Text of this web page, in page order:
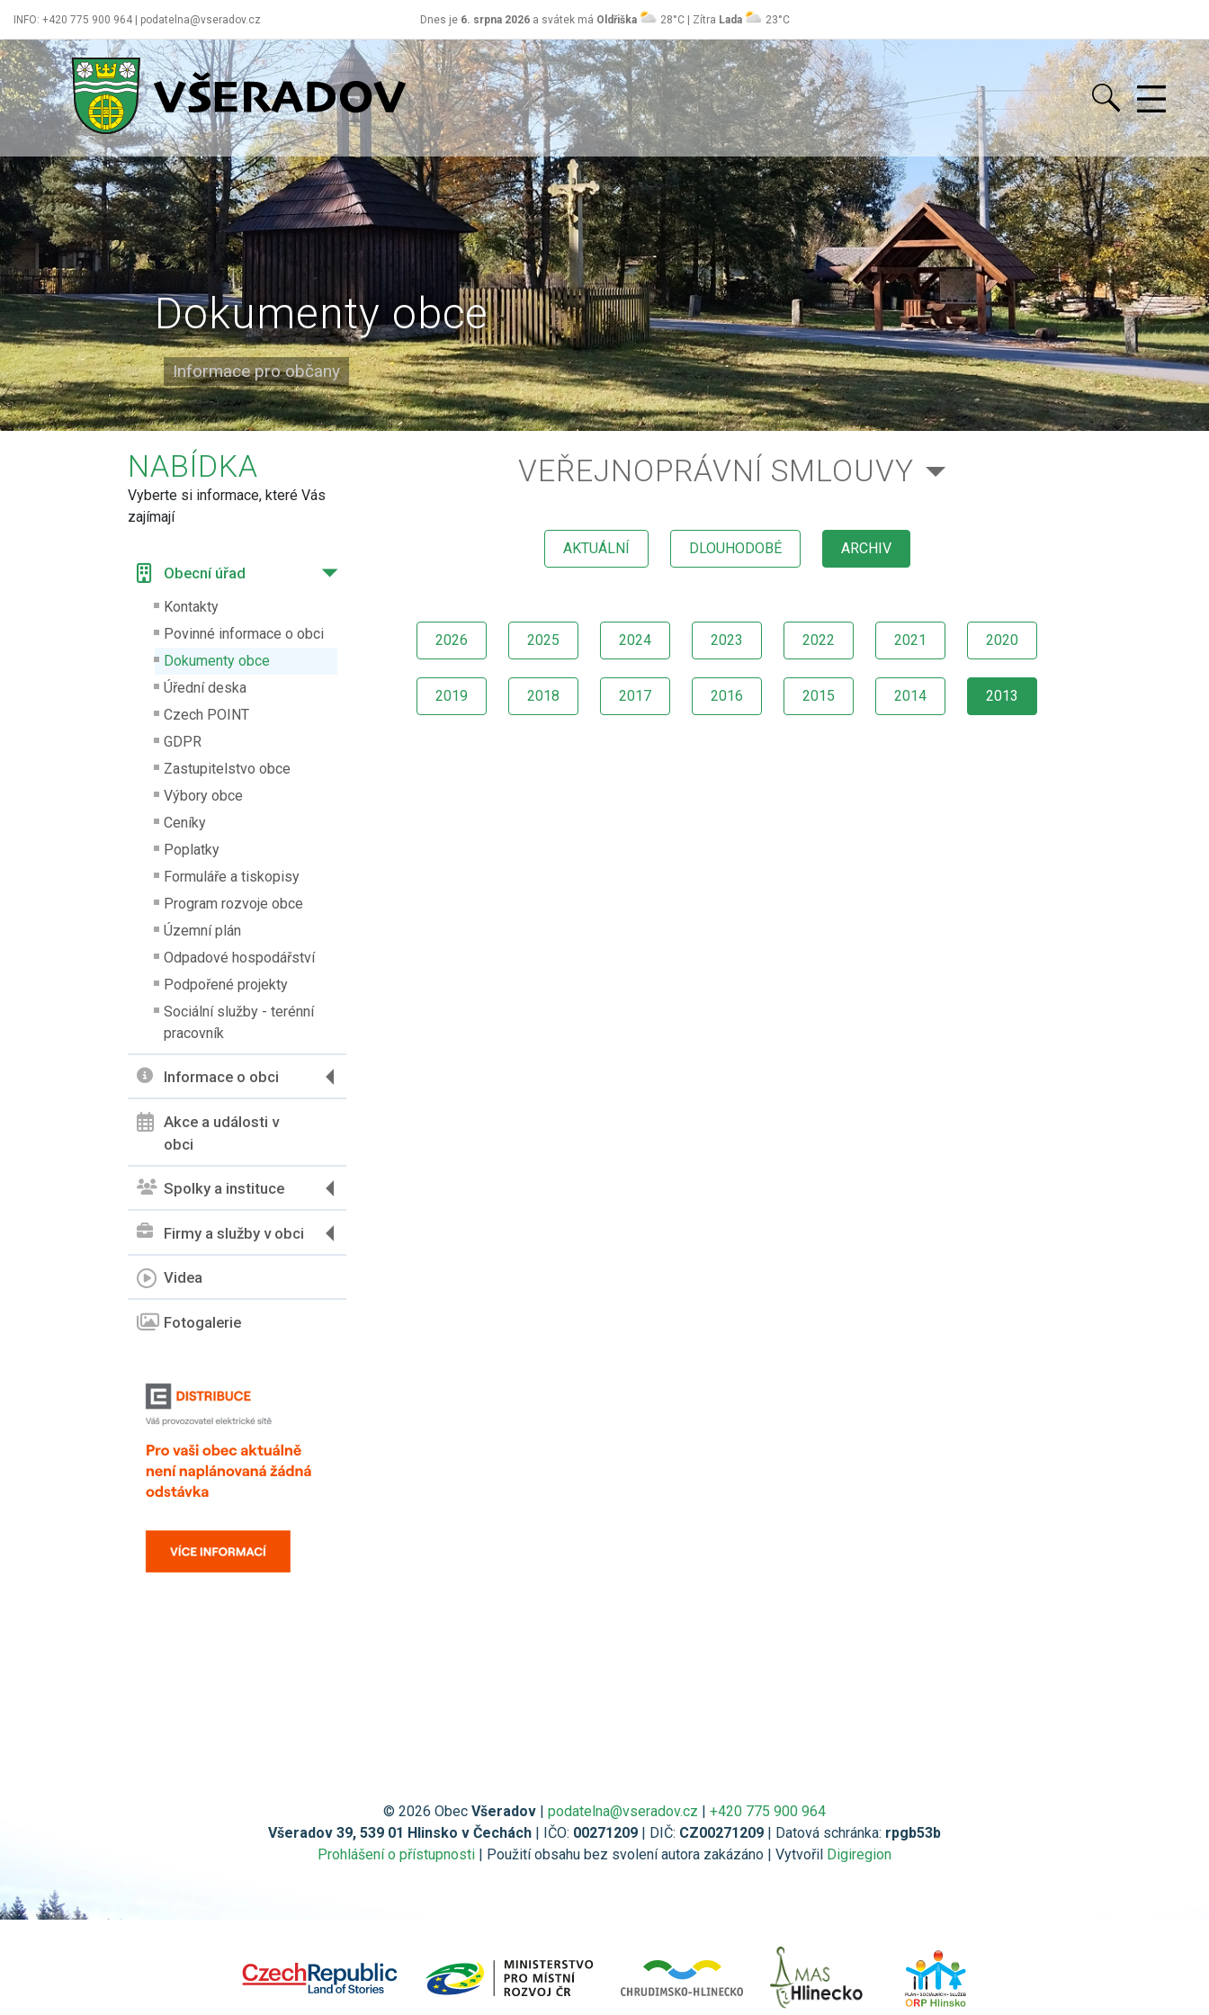
INFO: +420 775 900 964 | podatelna@vseradov.cz Dnes je 6. srpna 2026a svátek má Oldřiška 28°C | Zítra Lada 23°C
Všeradov
Dokumenty obce
Informace pro občany
NABÍDKA
Vyberte si informace, které Vás
zajímají
Obecní úřad
Kontakty
Povinné informace o obci
Dokumenty obce
Úřední deska
Czech POINT
GDPR
Zastupitelstvo obce
Výbory obce
Ceníky
Poplatky
Formuláře a tiskopisy
Program rozvoje obce
Územní plán
Odpadové hospodářství
Podpořené projekty
Sociální služby - terénní
pracovník
Informace o obci
Akce a události v
obci
Spolky a instituce
Firmy a služby v obci
Videa
Fotogalerie
VEŘEJNOPRÁVNÍ SMLOUVY
AKTUÁLNÍ DLOUHODOBÉ ARCHIV
2026 2025 2024 2023 2022 2021 2020
2019 2018 2017 2016 2015 2014 2013
© 2026 Obec Všeradov | podatelna@vseradov.cz | +420 775 900 964
Všeradov 39, 539 01 Hlinsko v Čechách | IČO: 00271209 | DIČ: CZ00271209 | Datová schránka: rpgb53b
Prohlášení o přístupnosti | Použití obsahu bez svolení autora zakázáno | Vytvořil Digiregion